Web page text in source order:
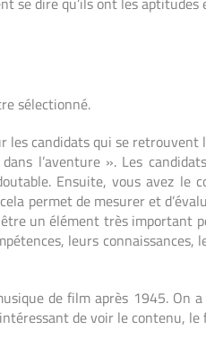
sélectionné.
candidats qui se
l’aventure ». Les
Ensuite, vous avez le
permet de mesurer et
un élément très important
leurs
de film après 1945. On
de voir le contenu,